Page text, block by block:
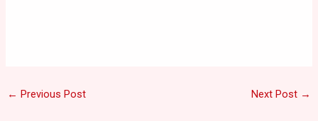
← Previous Post Next Post →